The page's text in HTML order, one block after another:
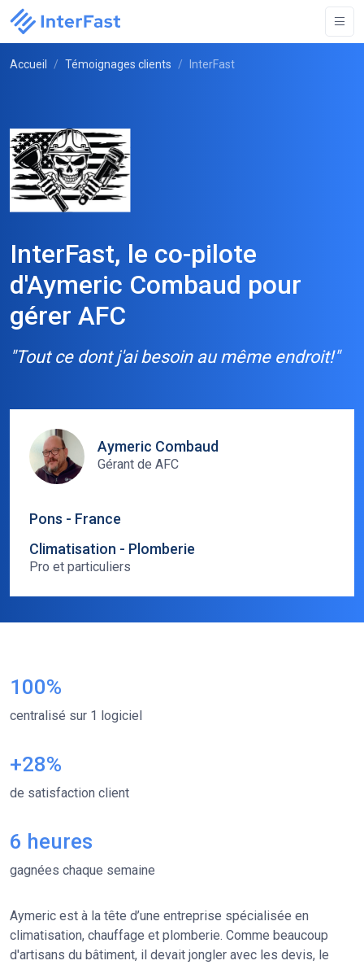
Accueil Témoignages clients InterFast
InterFast, le co-pilote
d'Aymeric Combaud pour
gérer AFC
"Tout ce dont j'ai besoin au même endroit!"
Aymeric Combaud
Gérant de AFC
Pons - France
Climatisation - Plomberie
Pro et particuliers
100%
centralisé sur 1 logiciel
+28%
de satisfaction client
6 heures
gagnées chaque semaine
Aymeric est à la tête d’une entreprise spécialisée en
climatisation, chauffage et plomberie. Comme beaucoup
d'artisans du bâtiment, il devait jongler avec les devis, le